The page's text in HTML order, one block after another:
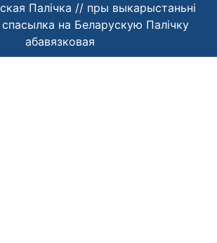
Палічка // пры выкарыстаньні
на Беларускую Палічку
абавязковая